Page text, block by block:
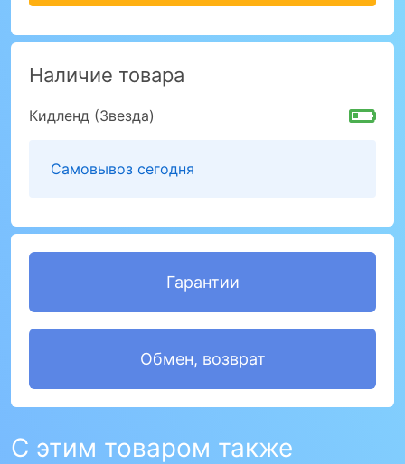
Наличие товара
Кидленд (Звезда)
Самовывоз сегодня
Гарантии
Обмен, возврат
С этим товаром также